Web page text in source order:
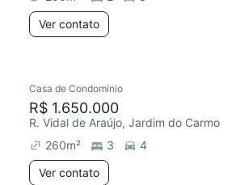
Ver contato
Casa de Condomínio
R$ 1.650.000
R. Vidal de Araújo, Jardim do Carmo
260m² 3
4
Ver contato